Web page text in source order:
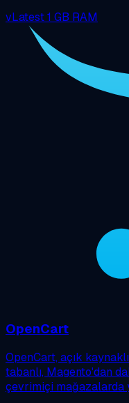
vLatest1 GB RAM
OpenCart
OpenCart, açık
tabanlı, Magento'dan
çevrimiçi mağazalarda